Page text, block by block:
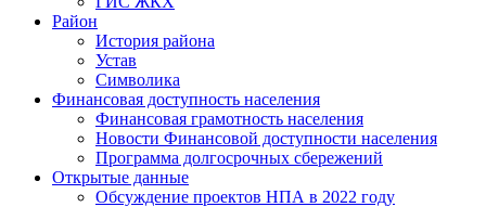
Район
История района
Устав
Символика
Финансовая доступность населения
Финансовая грамотность населения
Новости Финансовой доступности населения
Программа долгосрочных сбережений
Открытые данные
Обсуждение проектов НПА в 2022 году